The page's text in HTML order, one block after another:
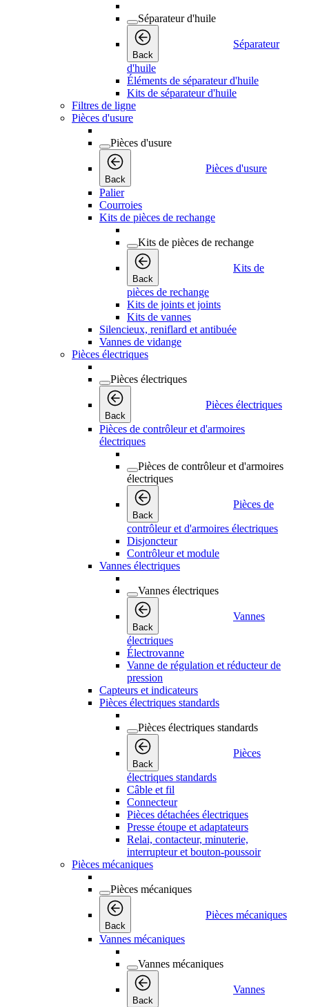
Séparateur d'huile
Back
Séparateur
d'huile
Éléments de séparateur d'huile
Kits de séparateur d'huile
Filtres de ligne
Pièces d'usure
Pièces d'usure
Back
Pièces d'usure
Palier
Courroies
Kits de pièces de rechange
Kits de pièces de rechange
Back
Kits de
pièces de rechange
Kits de joints et joints
Kits de vannes
Silencieux, reniflard et antibuée
Vannes de vidange
Pièces électriques
Pièces électriques
Back
Pièces électriques
Pièces de contrôleur et d'armoires
électriques
Pièces de contrôleur et d'armoires
électriques
Back
Pièces de
contrôleur et d'armoires électriques
Disjoncteur
Contrôleur et module
Vannes électriques
Vannes électriques
Back
Vannes
électriques
Électrovanne
Vanne de régulation et réducteur de
pression
Capteurs et indicateurs
Pièces électriques standards
Pièces électriques standards
Back
Pièces
électriques standards
Câble et fil
Connecteur
Pièces détachées électriques
Presse étoupe et adaptateurs
Relai, contacteur, minuterie,
interrupteur et bouton-poussoir
Pièces mécaniques
Pièces mécaniques
Back
Pièces mécaniques
Vannes mécaniques
Vannes mécaniques
Back
Vannes